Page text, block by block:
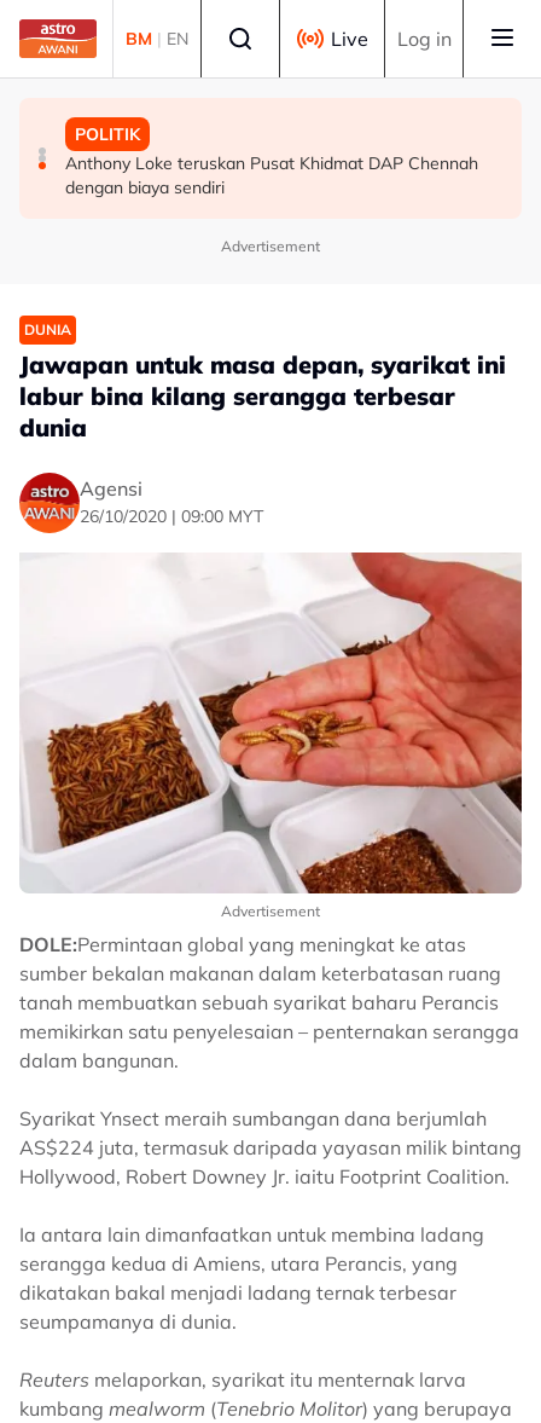
Skip to main content
BM | EN Live Log in
BISNES
e-dompet semakin sebati dalam rutin harian rakyat
Malaysia - Ipsos
MALAYSIA
TLDM perlu aset moden hadapi cabaran maritim
kompleks - Mohamed Khaled
POLITIK
Anthony Loke teruskan Pusat Khidmat DAP Chennah
dengan biaya sendiri
Advertisement
DUNIA
Jawapan untuk masa depan, syarikat ini
labur bina kilang serangga terbesar
dunia
Agensi
26/10/2020 | 09:00 MYT
Advertisement
DOLE:Permintaan global yang meningkat ke atas
sumber bekalan makanan dalam keterbatasan ruang
tanah membuatkan sebuah syarikat baharu Perancis
memikirkan satu penyelesaian – penternakan serangga
dalam bangunan.
Syarikat Ynsect meraih sumbangan dana berjumlah
AS$224 juta, termasuk daripada yayasan milik bintang
Hollywood, Robert Downey Jr. iaitu Footprint Coalition.
Ia antara lain dimanfaatkan untuk membina ladang
serangga kedua di Amiens, utara Perancis, yang
dikatakan bakal menjadi ladang ternak terbesar
seumpamanya di dunia.
Reuters melaporkan, syarikat itu menternak larva
kumbang mealworm (Tenebrio Molitor) yang berupaya